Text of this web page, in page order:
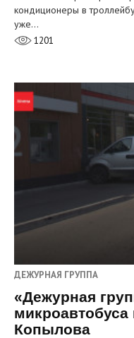
кондиционеры в
уже…
1201
ДЕЖУРНАЯ ГРУППА
«Дежурная
Копылова